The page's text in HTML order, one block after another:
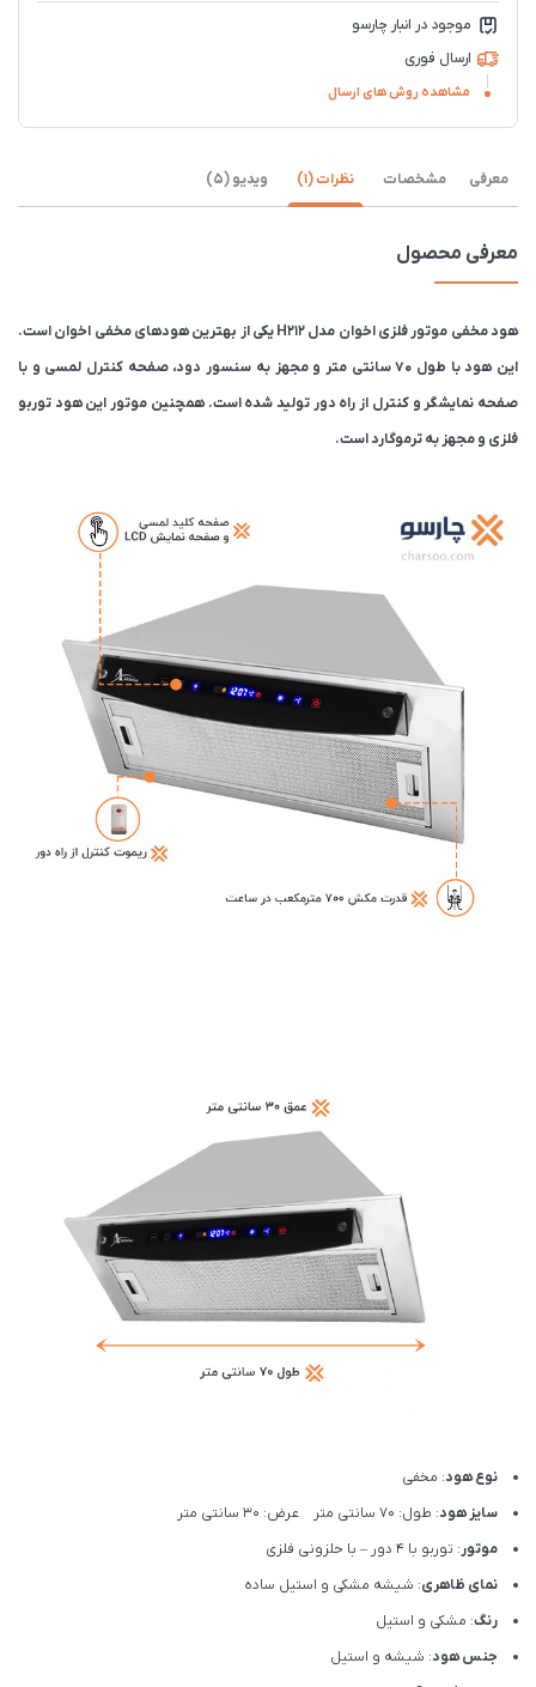
موجود در انبار چارسو
ارسال فوری
مشاهده روش های ارسال
معرفی مشخصات نظرات (1) ویدیو (5)
معرفی محصول
هود مخفی موتور فلزی اخوان مدل H212 یکی از بهترین هودهای مخفی اخوان است‌.
این هود با طول ۷۰ سانتی متر و مجهز به سنسور دود، صفحه کنترل لمسی و با
صفحه نمایشگر و کنترل از راه دور تولید شده است. همچنین موتور این هود توربو
فلزی و مجهز به ترموگارد است.
نوع هود: مخفی
سایز هود: طول: 70 سانتی متر عرض: 30 سانتی متر
موتور: توربو با 4 دور – با حلزونی فلزی
نمای ظاهری: شیشه مشکی و استیل ساده
رنگ: مشکی و استیل
جنس هود: شیشه و استیل